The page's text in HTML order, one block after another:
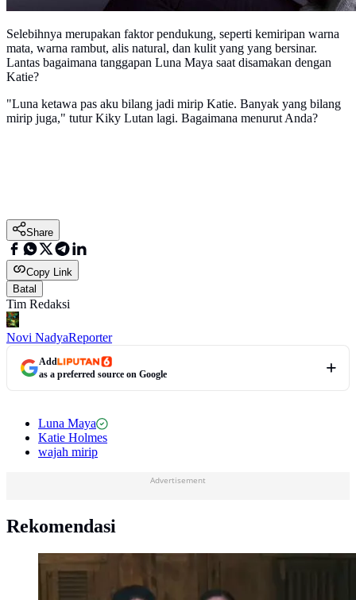
Selebihnya merupakan faktor pendukung, seperti kemiripan warna
mata, warna rambut, alis natural, dan kulit yang yang bersinar.
Lantas bagaimana tanggapan Luna Maya saat disamakan dengan
Katie?
"Luna ketawa pas aku bilang jadi mirip Katie. Banyak yang bilang
mirip juga," tutur Kiky Lutan lagi. Bagaimana menurut Anda?
Share
Copy Link
Batal
Tim Redaksi
Novi NadyaReporter
Add
as a preferred source on Google
Luna Maya
Katie Holmes
wajah mirip
Advertisement
Rekomendasi